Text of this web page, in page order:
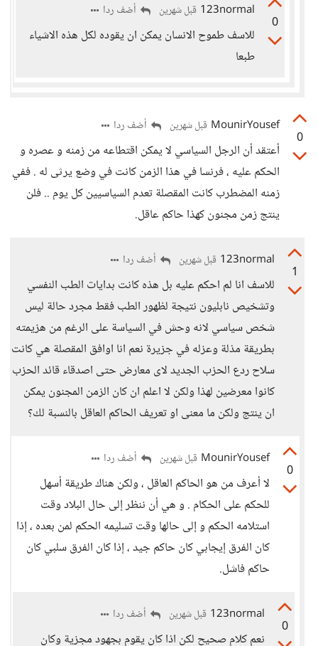
0
123normal قبل شهرين أضف ردا
للاسف طموح الانسان يمكن ان يقوده لكل هذه الاشياء
طبعا
0
MounirYousef قبل شهرين أضف ردا
أعتقد أن الرجل السياسي لا يمكن اقتطاعه من زمنه و عصره و
الحكم عليه ، فرنسا في هذا الزمن كانت في وضع يرثى له . ففي
زمنه المضطرب كانت المقصلة تعدم السياسيين كل يوم .. فلن
ينتج زمن مجنون كهذا حاكم عاقل.
1
123normal قبل شهرين أضف ردا
للاسف انا لم احكم عليه بل هذه كانت بدايات الطب النفسي
وتشخيص نابليون نتيجة لظهور الطب فقط مجرد حالة ليس
شخص سياسي لانه وحش في السياسة على الرغم من هزيمته
بطريقة مذلة وعزله في جزيرة نعم انا اوافق المقصلة هي كانت
سلاح ردع الحزب الجديد لاى معارض حتى اصدقاء قائد الحزب
كانوا معرضين لهذا ولكن لا اعلم ان كان الزمن المجنون يمكن
ان ينتج ولكن ما معنى او تعريف الحاكم العاقل بالنسبة لك؟
0
MounirYousef قبل شهرين أضف ردا
لا أعرف من هو الحاكم العاقل ، ولكن هناك طريقة أسهل
للحكم على الحكام . و هي أن ننظر إلى حال البلاد وقت
استلامه الحكم و إلى حالها وقت تسليمه الحكم لمن بعده ، إذا
كان الفرق إيجابي كان حاكم جيد ، إذا كان الفرق سلبي كان
حاكم فاشل.
0
123normal قبل شهرين أضف ردا
نعم كلام صحيح لكن اذا كان يقوم بجهود مجزية وكان